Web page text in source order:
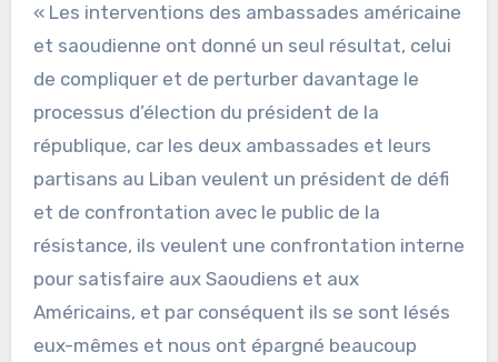
« Les interventions des ambassades américaine
et saoudienne ont donné un seul résultat, celui
de compliquer et de perturber davantage le
processus d’élection du président de la
république, car les deux ambassades et leurs
partisans au Liban veulent un président de défi
et de confrontation avec le public de la
résistance, ils veulent une confrontation interne
pour satisfaire aux Saoudiens et aux
Américains, et par conséquent ils se sont lésés
eux-mêmes et nous ont épargné beaucoup